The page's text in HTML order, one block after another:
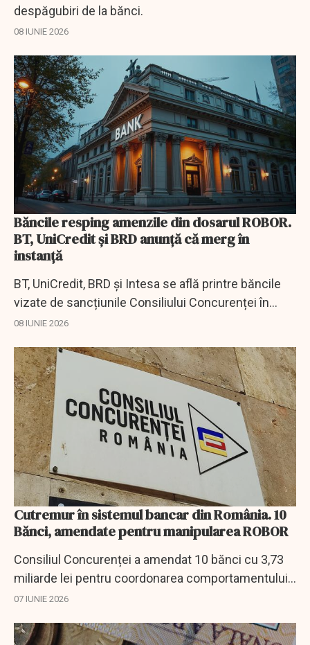
despăgubiri de la bănci.
08 IUNIE 2026
Băncile resping amenzile din dosarul ROBOR.
BT, UniCredit și BRD anunță că merg în
instanță
BT, UniCredit, BRD și Intesa se află printre băncile
vizate de sancțiunile Consiliului Concurenței în
dosarul ROBOR.
08 IUNIE 2026
Cutremur în sistemul bancar din România. 10
Bănci, amendate pentru manipularea ROBOR
Consiliul Concurenței a amendat 10 bănci cu 3,73
miliarde lei pentru coordonarea comportamentului
în procedura de stabilire a ROBOR.
07 IUNIE 2026